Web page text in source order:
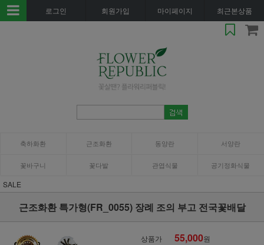
로그인 회원가입 마이페이지 최근본상품
축하화환 근조화환 동양란 서양란
꽃바구니 꽃다발 관엽식물 공기정화식물
SALE
근조화환 특가형(FR_0055) 장례 조의 부고 전국꽃배달
상품가 55,000원